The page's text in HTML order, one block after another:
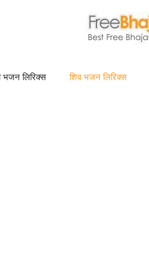
भजन लिरिक्स शिव भजन लिरिक्स